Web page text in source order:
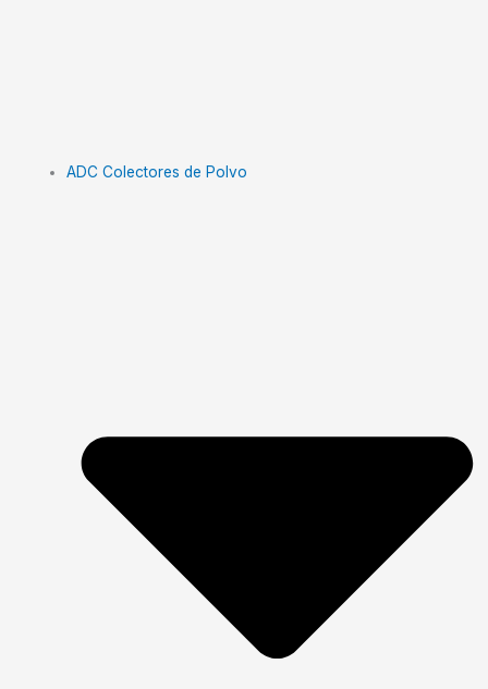
ADC Colectores de Polvo